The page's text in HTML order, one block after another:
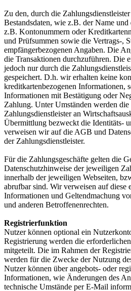
Zu den, durch die
Bestandsdaten, wie z.B. der Name
z.B. Kontonummern oder
und Prüfsummen sowie die Vertrags-,
empfängerbezogenen Angaben. Die
die Transaktionen durchzuführen. Die
jedoch nur durch die
gespeichert. D.h. wir erhalten keine
kreditkartenbezogenen Informationen,
Informationen mit Bestätigung oder
Zahlung. Unter Umständen werden die
Zahlungsdienstleister an
Übermittlung bezweckt die Identitäts-
verweisen wir auf die AGB und
der Zahlungsdienstleister.
Für die Zahlungsgeschäfte gelten die
Datenschutzhinweise der jeweiligen
innerhalb der jeweiligen Webseiten,
abrufbar sind. Wir verweisen auf diese
Informationen und Geltendmachung
und anderen Betroffenenrechten.
Registrierfunktion
Nutzer können optional ein
Registrierung werden die
mitgeteilt. Die im Rahmen der
werden für die Zwecke der Nutzung
Nutzer können über angebots- oder
Informationen, wie Änderungen des
technische Umstände per E-Mail